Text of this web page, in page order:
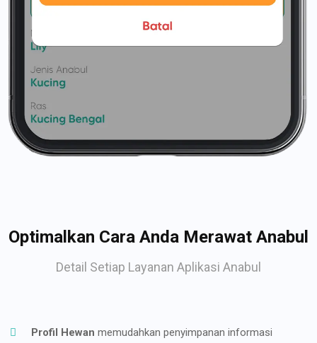
Optimalkan Cara Anda Merawat Anabul
Detail Setiap Layanan Aplikasi Anabul
Profil Hewan memudahkan penyimpanan informasi